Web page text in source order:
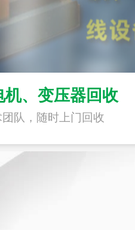
机、变压器回收
队，随时上门回收